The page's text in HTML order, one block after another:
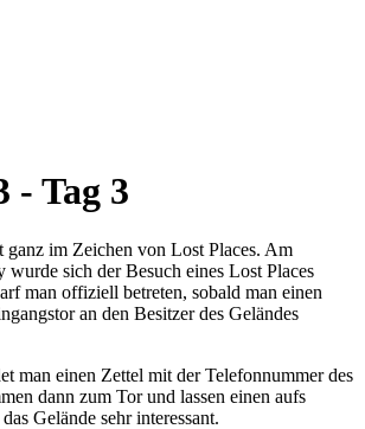
- Tag 3
ganz im Zeichen von Lost Places. Am
wurde sich der Besuch eines Lost Places
man offiziell betreten, sobald man einen
an den Besitzer des Geländes
man einen Zettel mit der Telefonnummer des
dann zum Tor und lassen einen aufs
Gelände sehr interessant.